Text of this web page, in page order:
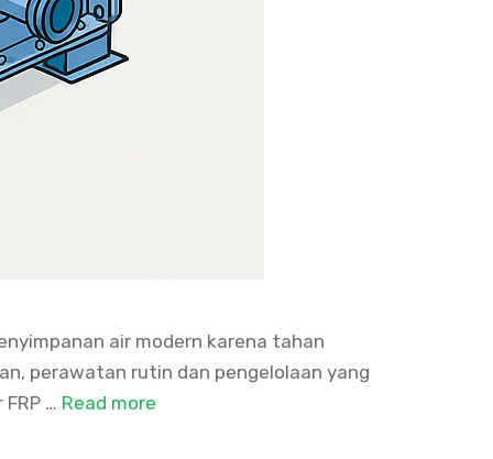
air modern karena tahan
perawatan rutin dan pengelolaan yang
… Read more